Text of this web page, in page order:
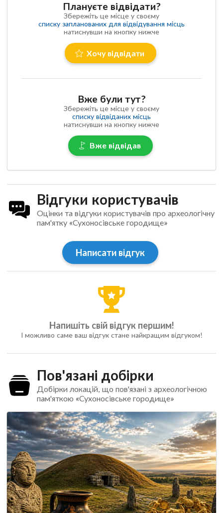
Плануєте відвідати?
Збережіть це місце у своєму
списку запланованих для відвідування місць
натиснувши на кнопку нижче
Хочу відвідати
Вже були тут?
Збережіть це місце у своєму
списку відвіданих місць
натиснувши на кнопку нижче
Вже відвідав
Відгуки користувачів
Оцінки та відгуки користувачів про археологічну
пам'ятку «Сухоносівське городище»
Написати відгук
Напишіть свій відгук першим!
І можливо саме ваш відгук стане найкращим відгуком!
Пов'язані добірки
Добірки локацій, що пов'язані з археологічною
пам'яткою «Сухоносівське городище»